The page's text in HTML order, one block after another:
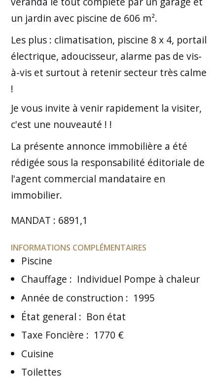
un jardin avec piscine de 606 m².
Les plus : climatisation, piscine 8 x 4, portail
électrique, adoucisseur, alarme pas de vis-
à-vis et surtout à retenir secteur très calme
!
Je vous invite à venir rapidement la visiter,
c'est une nouveauté ! !
La présente annonce immobilière a été
rédigée sous la responsabilité éditoriale de
l'agent commercial mandataire en
immobilier.
MANDAT : 6891,1
INFORMATIONS COMPLÉMENTAIRES
Piscine
Chauffage : Individuel Pompe à chaleur
Année de construction : 1995
État general : Bon état
Taxe Foncière : 1770 €
Cuisine
Toilettes